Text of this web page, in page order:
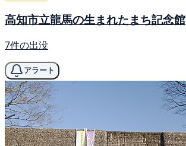
高知市立龍馬の生まれたまち記念館
7件の出没
アラート